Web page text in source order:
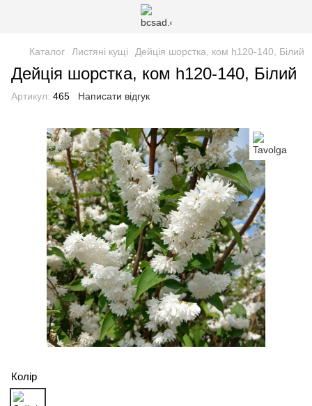
Каталог Листяні кущі Дейція шорстка, ком h120-140, Білий
Дейція шорстка, ком h120-140, Білий
Артикул: 465 Написати відгук
Колір